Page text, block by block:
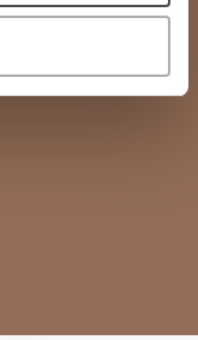
para:
los productos,
S.L.P.